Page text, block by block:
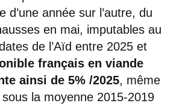
d’une année sur l’autre, du
en mai, imputables au
de l’Aïd entre 2025 et
français en viande
ainsi de 5% /2025, même
sous la moyenne 2015-2019